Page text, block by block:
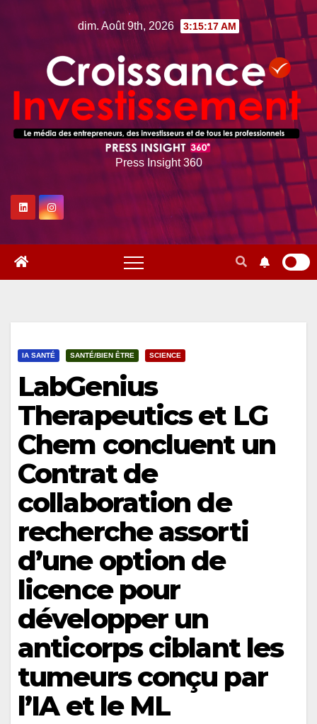
dim. Août 9th, 2026 3:15:18 AM
Press Insight 360
IA SANTÉ SANTÉ/BIEN ÊTRE SCIENCE
LabGenius
Therapeutics et LG
Chem concluent un
Contrat de
collaboration de
recherche assorti
d’une option de
licence pour
développer un
anticorps ciblant les
tumeurs conçu par
l’IA et le ML